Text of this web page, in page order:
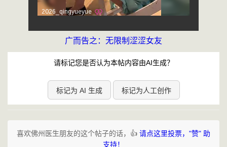
广而告之：无限制涩涩女友
请标记您是否认为本帖内容由AI生成？
标记为 AI 生成 标记为人工创作
喜欢佛州医生朋友的这个帖子的话，👍 请点这里投票，"赞" 助
支持！